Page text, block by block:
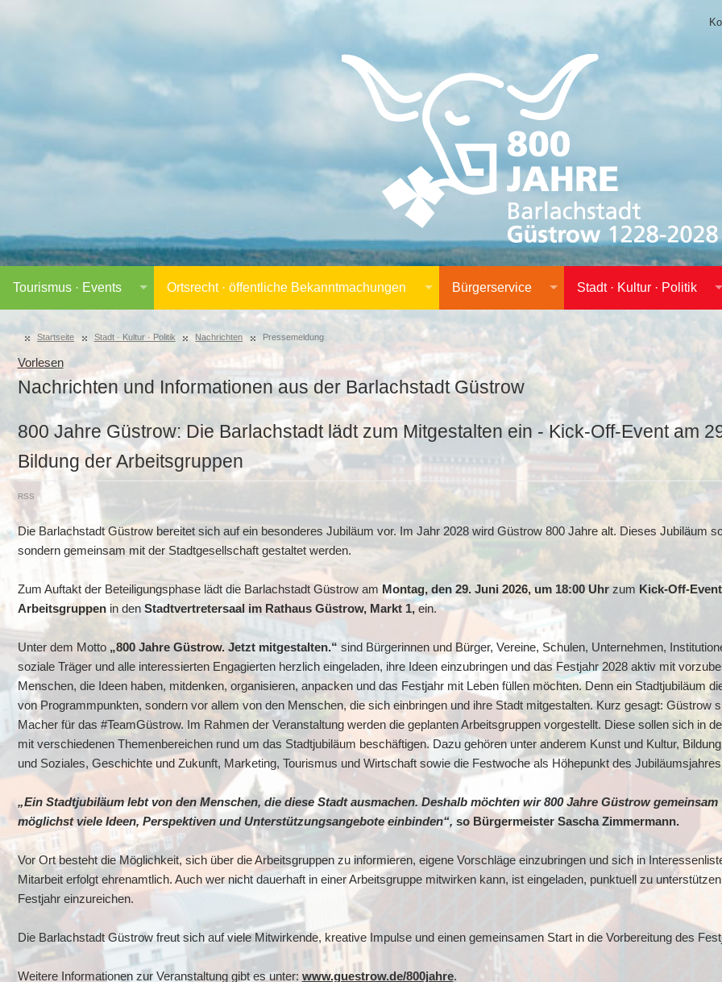
Tourismus · Events Ortsrecht · öffentliche Bekanntmachungen Bürgerservice Stadt · Kultur · Politik
Startseite Stadt · Kultur · Politik Nachrichten Pressemeldung
Vorlesen
Nachrichten und Informationen aus der Barlachstadt Güstrow
800 Jahre Güstrow: Die Barlachstadt lädt zum Mitgestalten ein - Kick-Off-Event am
Bildung der Arbeitsgruppen
RSS
Die Barlachstadt Güstrow bereitet sich auf ein besonderes Jubiläum vor. Im Jahr 2028 wird Güstrow 800 Jahre alt. Dieses Jubiläum
sondern gemeinsam mit der Stadtgesellschaft gestaltet werden.
Zum Auftakt der Beteiligungsphase lädt die Barlachstadt Güstrow am Montag, den 29. Juni 2026, um 18:00 Uhrzum Kick-Off-
Arbeitsgruppenin den Stadtvertretersaal im Rathaus Güstrow, Markt 1,ein.
Unter dem Motto „800 Jahre Güstrow. Jetzt mitgestalten.“ sind Bürgerinnen und Bürger, Vereine, Schulen, Unternehmen,
soziale Träger und alle interessierten Engagierten herzlich eingeladen, ihre Ideen einzubringen und das Festjahr 2028 aktiv mit
Menschen, die Ideen haben, mitdenken, organisieren, anpacken und das Festjahr mit Leben füllen möchten. Denn ein Stadtjubiläum
von Programmpunkten, sondern vor allem von den Menschen, die sich einbringen und ihre Stadt mitgestalten. Kurz gesagt: Güstrow
Macher für das #TeamGüstrow. Im Rahmen der Veranstaltung werden die geplanten Arbeitsgruppen vorgestellt. Diese sollen sich in
mit verschiedenen Themenbereichen rund um das Stadtjubiläum beschäftigen. Dazu gehören unter anderem Kunst und Kultur,
und Soziales, Geschichte und Zukunft, Marketing, Tourismus und Wirtschaft sowie die Festwoche als Höhepunkt des
„Ein Stadtjubiläum lebt von den Menschen, die diese Stadt ausmachen. Deshalb möchten wir 800 Jahre Güstrow
möglichst viele Ideen, Perspektiven und Unterstützungsangebote einbinden“, so Bürgermeister Sascha Zimmermann.
Vor Ort besteht die Möglichkeit, sich über die Arbeitsgruppen zu informieren, eigene Vorschläge einzubringen und sich in
Mitarbeit erfolgt ehrenamtlich. Auch wer nicht dauerhaft in einer Arbeitsgruppe mitwirken kann, ist eingeladen, punktuell zu
Festjahr einzureichen.
Die Barlachstadt Güstrow freut sich auf viele Mitwirkende, kreative Impulse und einen gemeinsamen Start in die Vorbereitung des
Weitere Informationen zur Veranstaltung gibt es unter: www.guestrow.de/800jahre.